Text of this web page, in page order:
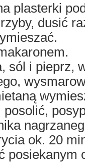
plasterki
dusić
sól i pieprz,
ok. 20
posiekanym